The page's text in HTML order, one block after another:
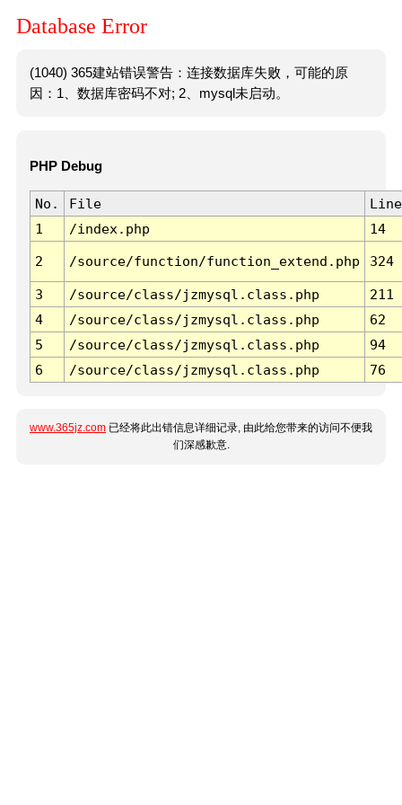
Database Error
(1040) 365建站错误警告：连接数据库失败，可能的原
因：1、数据库密码不对; 2、mysql未启动。
PHP Debug
No. File
Line
1
/index.php 14
2 /source/function/function_extend.php 324
3 /source/class/jzmysql.class.php
211
4
/source/class/jzmysql.class.php
62
5
/source/class/jzmysql.class.php
94
6
/source/class/jzmysql.class.php 76
www.365jz.com 已经将此出错信息详细记录, 由此给您带来的访问不便我
们深感歉意.